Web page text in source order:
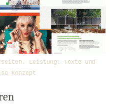
Leistung: Texte und
Konzept